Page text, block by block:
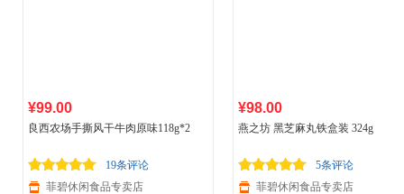
¥99.00
良西农场手撕风干牛肉原味118g*2
19条评论
菲碧休闲食品专卖店
¥98.00
燕之坊 黑芝麻丸铁盒装 324g
5条评论
菲碧休闲食品专卖店